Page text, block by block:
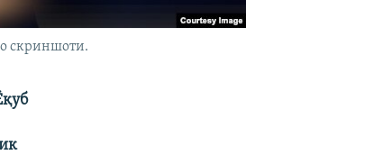
скриншоти.